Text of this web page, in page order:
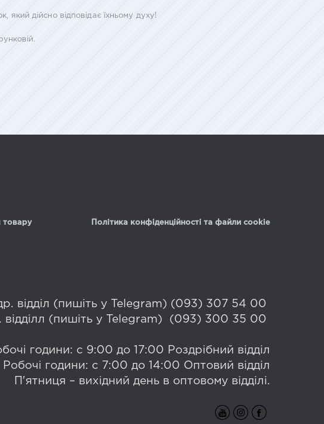
дійсно відповідає їхньому духу!
товару Політика конфіденційності та файли cookie
відділ (пишіть у Telegram) (093) 307 54 00
відділл (пишіть у Telegram) (093) 300 35 00
години: с 9:00 до 17:00 Роздрібний відділ
Робочі години: с 7:00 до 14:00 Оптовий відділ
П'ятниця – вихідний день в оптовому відділі.